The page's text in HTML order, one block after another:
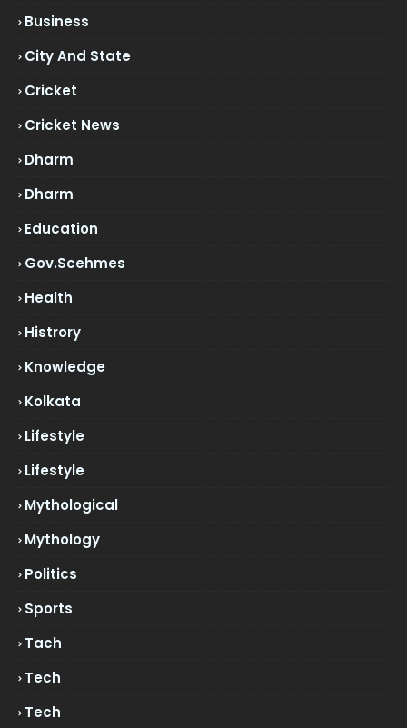
Business
City And State
Cricket
Cricket News
Dharm
Dharm
Education
Gov.scehmes
Health
Histrory
Knowledge
Kolkata
Lifestyle
Lifestyle
Mythological
Mythology
Politics
Sports
Tach
Tech
Tech